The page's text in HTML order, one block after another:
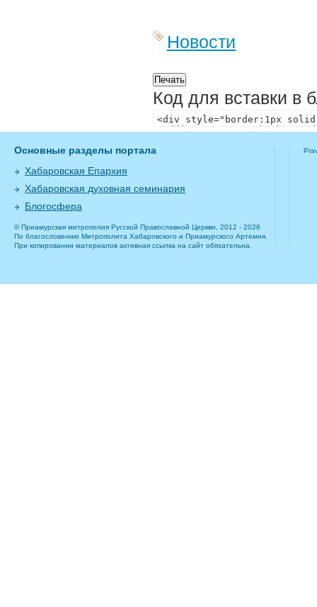
Новости
Код для вставки в
Основные разделы портала
Хабаровская Епархия
Хабаровская духовная семинария
Блогосфера
© Приамурская митрополия Русской Православной Церкви, 2012 - 2026
По благословению Митрополита Хабаровского и Приамурского Артемия.
При копировании материалов активная ссылка на сайт обязательна.